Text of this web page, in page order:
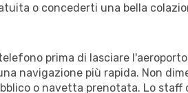
o concederti una bella
prima di lasciare
navigazione più rapida. Non
o navetta prenotata. Lo staff